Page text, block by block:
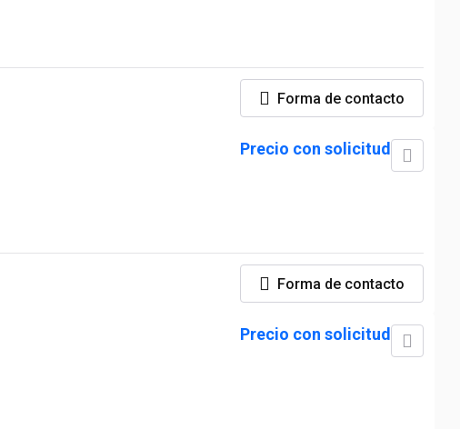
Forma de contacto
Precio con solicitud
Forma de contacto
Precio con solicitud